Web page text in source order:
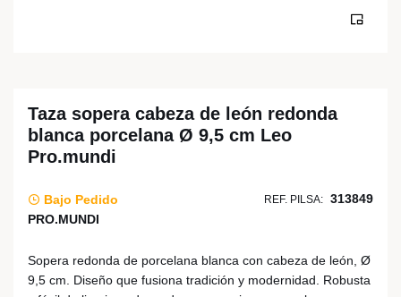
Taza sopera cabeza de león redonda
blanca porcelana Ø 9,5 cm Leo
Pro.mundi
Bajo Pedido REF. PILSA: 313849
PRO.MUNDI
Sopera redonda de porcelana blanca con cabeza de león, Ø
9,5 cm. Diseño que fusiona tradición y modernidad. Robusta